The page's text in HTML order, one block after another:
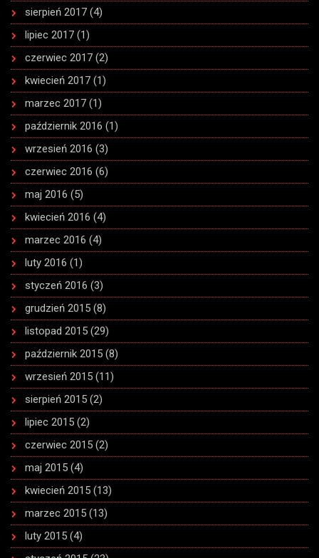
sierpień 2017 (4)
lipiec 2017 (1)
czerwiec 2017 (2)
kwiecień 2017 (1)
marzec 2017 (1)
październik 2016 (1)
wrzesień 2016 (3)
czerwiec 2016 (6)
maj 2016 (5)
kwiecień 2016 (4)
marzec 2016 (4)
luty 2016 (1)
styczeń 2016 (3)
grudzień 2015 (8)
listopad 2015 (29)
październik 2015 (8)
wrzesień 2015 (11)
sierpień 2015 (2)
lipiec 2015 (2)
czerwiec 2015 (2)
maj 2015 (4)
kwiecień 2015 (13)
marzec 2015 (13)
luty 2015 (4)